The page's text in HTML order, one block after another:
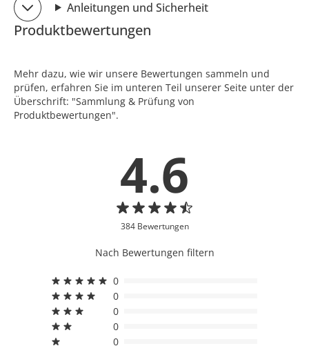
Anleitungen und Sicherheit
Produktbewertungen
Mehr dazu, wie wir unsere Bewertungen sammeln und
prüfen, erfahren Sie im unteren Teil unserer Seite unter der
Überschrift: "Sammlung & Prüfung von
Produktbewertungen".
4.6
384 Bewertungen
Nach Bewertungen filtern
0
0
0
0
0